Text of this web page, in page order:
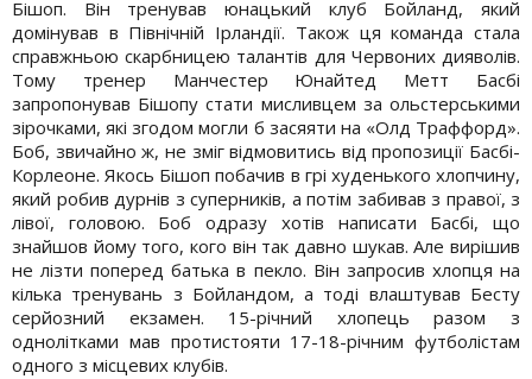
Бішоп. Він тренував юнацький клуб Бойланд, який
домінував в Північній Ірландії. Також ця команда стала
справжньою скарбницею талантів для Червоних дияволів.
Тому тренер Манчестер Юнайтед Метт Басбі
запропонував Бішопу стати мисливцем за ольстерськими
зірочками, які згодом могли б засяяти на «Олд Траффорд».
Боб, звичайно ж, не зміг відмовитись від пропозиції Басбі-
Корлеоне. Якось Бішоп побачив в грі худенького хлопчину,
який робив дурнів з суперників, а потім забивав з правої, з
лівої, головою. Боб одразу хотів написати Басбі, що
знайшов йому того, кого він так давно шукав. Але вирішив
не лізти поперед батька в пекло. Він запросив хлопця на
кілька тренувань з Бойландом, а тоді влаштував Бесту
серйозний екзамен. 15-річний хлопець разом з
однолітками мав протистояти 17-18-річним футболістам
одного з місцевих клубів.